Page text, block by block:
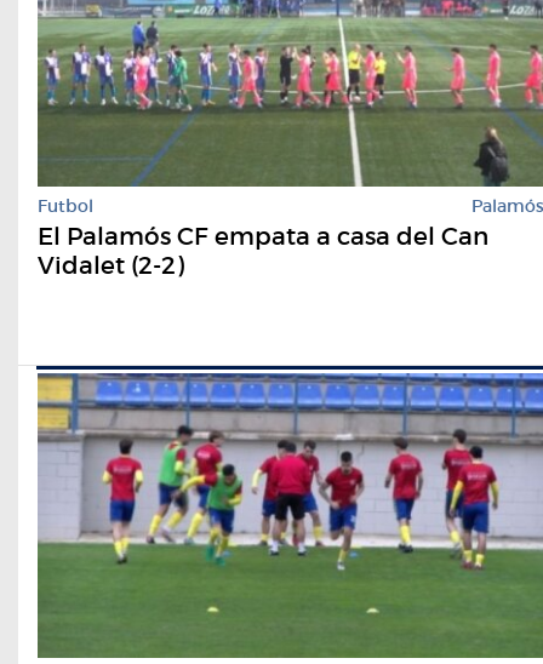
Futbol Palamós
El Palamós CF empata a casa del Can
Vidalet (2-2)